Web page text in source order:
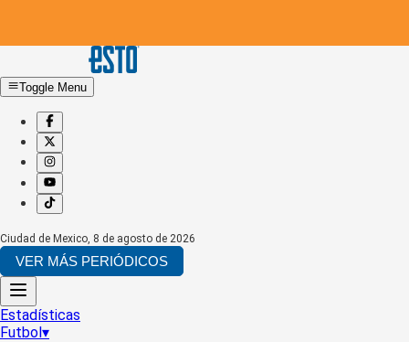
Toggle Menu
Ciudad de Mexico, 8 de agosto de 2026
VER MÁS PERIÓDICOS
Estadísticas
Futbol▾